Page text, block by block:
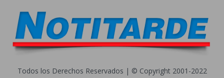
Todos los Derechos Reservados | © Copyright 2001-2022